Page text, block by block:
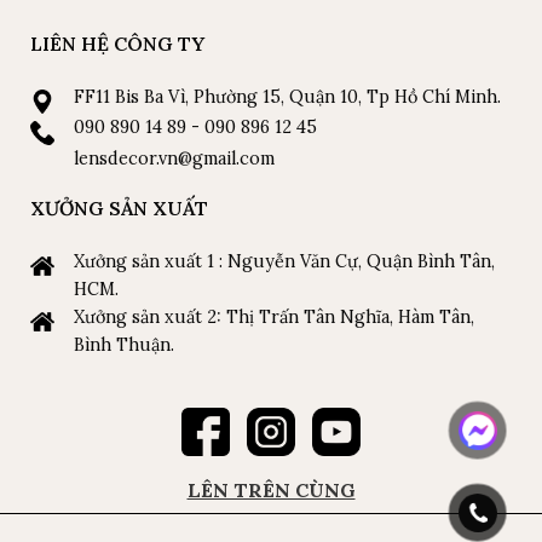
LIÊN HỆ CÔNG TY
FF11 Bis Ba Vì, Phường 15, Quận 10, Tp Hồ Chí Minh.
090 890 14 89 - 090 896 12 45
lensdecor.vn@gmail.com
XƯỞNG SẢN XUẤT
Xưởng sản xuất 1 : Nguyễn Văn Cự, Quận Bình Tân,
HCM.
Xưởng sản xuất 2: Thị Trấn Tân Nghĩa, Hàm Tân,
Bình Thuận.
LÊN TRÊN CÙNG